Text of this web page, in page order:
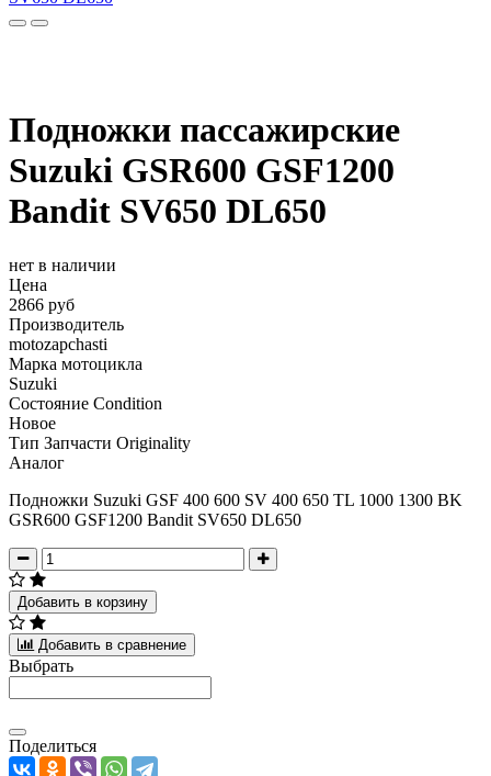
Подножки пассажирские
Suzuki GSR600 GSF1200
Bandit SV650 DL650
нет в наличии
Цена
2866 руб
Производитель
motozapchasti
Марка мотоцикла
Suzuki
Состояние Condition
Новое
Тип Запчасти Originality
Аналог
Подножки Suzuki GSF 400 600 SV 400 650 TL 1000 1300 BK
GSR600 GSF1200 Bandit SV650 DL650
Добавить в корзину
Добавить в сравнение
Выбрать
Поделиться